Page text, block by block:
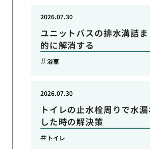
ユニットバスの排水溝詰
的に解消する
2026.07.30
浴室
トイレの止水栓周りで水
した時の解決策
2026.07.30
トイレ